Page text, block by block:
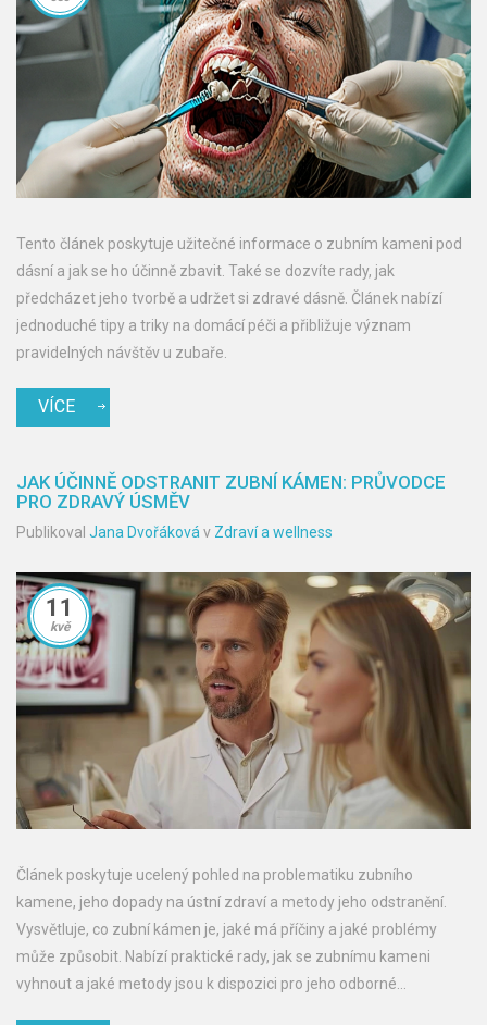
Tento článek poskytuje užitečné informace o zubním kameni pod
dásní a jak se ho účinně zbavit. Také se dozvíte rady, jak
předcházet jeho tvorbě a udržet si zdravé dásně. Článek nabízí
jednoduché tipy a triky na domácí péči a přibližuje význam
pravidelných návštěv u zubaře.
VÍCE
JAK ÚČINNĚ ODSTRANIT ZUBNÍ KÁMEN: PRŮVODCE
PRO ZDRAVÝ ÚSMĚV
Publikoval Jana Dvořákováv Zdraví a wellness
11
kvě
Článek poskytuje ucelený pohled na problematiku zubního
kamene, jeho dopady na ústní zdraví a metody jeho odstranění.
Vysvětluje, co zubní kámen je, jaké má příčiny a jaké problémy
může způsobit. Nabízí praktické rady, jak se zubnímu kameni
vyhnout a jaké metody jsou k dispozici pro jeho odborné